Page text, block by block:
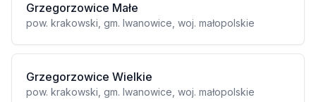
Grzegorzowice Małe
pow. krakowski, gm. Iwanowice, woj. małopolskie
Grzegorzowice Wielkie
pow. krakowski, gm. Iwanowice, woj. małopolskie